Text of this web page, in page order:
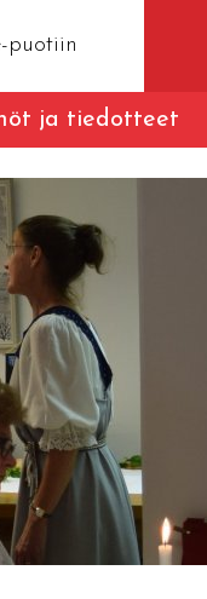
puotiin
ja tiedotteet